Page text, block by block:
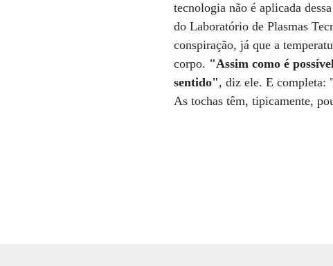
tecnologia não é aplicada
do Laboratório de Plasmas
conspiração, já que a
corpo. "Assim como é
sentido", diz ele. E completa:
As tochas têm, tipicamente,